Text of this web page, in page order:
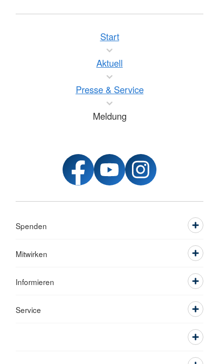
Start
Aktuell
Presse & Service
Meldung
Spenden
Mitwirken
Informieren
Service